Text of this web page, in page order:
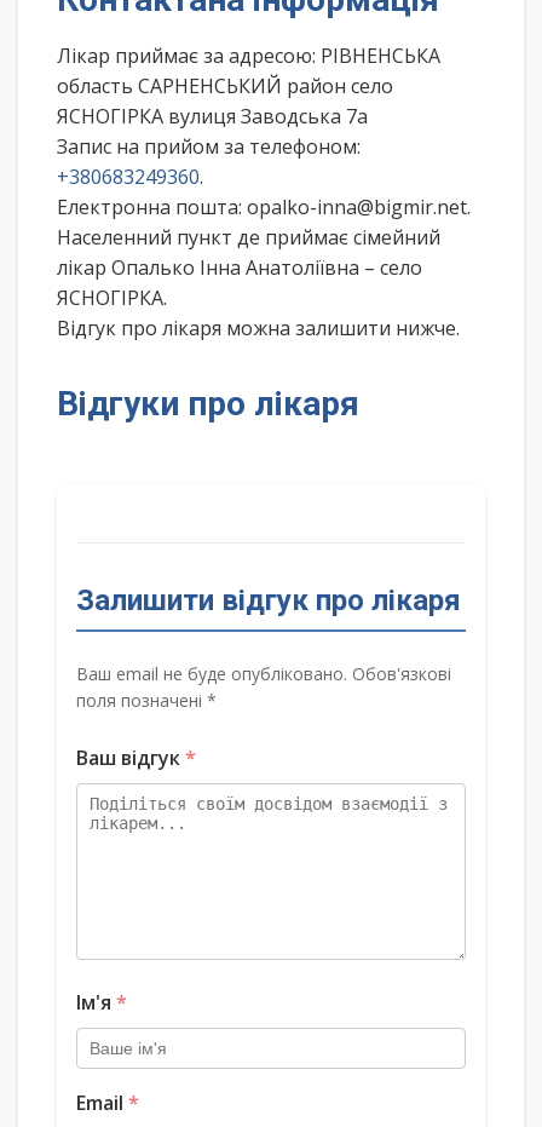
Лікар приймає за адресою: РІВНЕНСЬКА
область САРНЕНСЬКИЙ район село
ЯСНОГІРКА вулиця Заводська 7а
Запис на прийом за телефоном:
+380683249360.
Електронна пошта: opalko-inna@bigmir.net.
Населенний пункт де приймає сімейний
лікар Опалько Інна Анатоліївна – село
ЯСНОГІРКА.
Відгук про лікаря можна залишити нижче.
Відгуки про лікаря
Залишити відгук про лікаря
Ваш email не буде опубліковано. Обов'язкові
поля позначені *
Ваш відгук*
Ім'я *
Email *